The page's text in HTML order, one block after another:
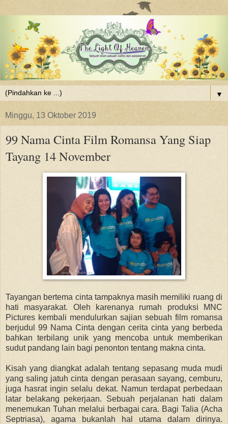
▼
Minggu, 13 Oktober 2019
99 Nama Cinta Film Romansa Yang Siap
Tayang 14 November
Tayangan bertema cinta tampaknya masih memiliki ruang di
hati masyarakat. Oleh karenanya rumah produksi MNC
Pictures kembali mendulurkan sajian sebuah film romansa
berjudul 99 Nama Cinta dengan cerita cinta yang berbeda
bahkan terbilang unik yang mencoba untuk memberikan
sudut pandang lain bagi penonton tentang makna cinta.
Kisah yang diangkat adalah tentang sepasang muda mudi
yang saling jatuh cinta dengan perasaan sayang, cemburu,
juga hasrat ingin selalu dekat. Namun terdapat perbedaan
latar belakang pekerjaan. Sebuah perjalanan hati dalam
menemukan Tuhan melalui berbagai cara. Bagi Talia (Acha
Septriasa), agama bukanlah hal utama dalam dirinya.